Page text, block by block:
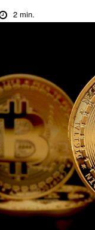
2 min.